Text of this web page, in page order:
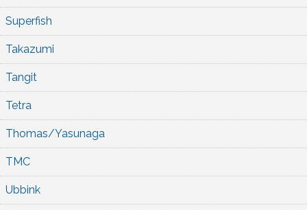
Superfish
Takazumi
Tangit
Tetra
Thomas/Yasunaga
TMC
Ubbink